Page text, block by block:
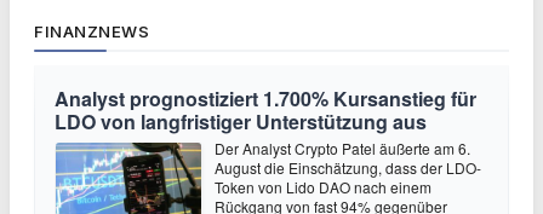
FINANZNEWS
Analyst prognostiziert 1.700% Kursanstieg für
LDO von langfristiger Unterstützung aus
Der Analyst Crypto Patel äußerte am 6.
August die Einschätzung, dass der LDO-
Token von Lido DAO nach einem
Rückgang von fast 94% gegenüber